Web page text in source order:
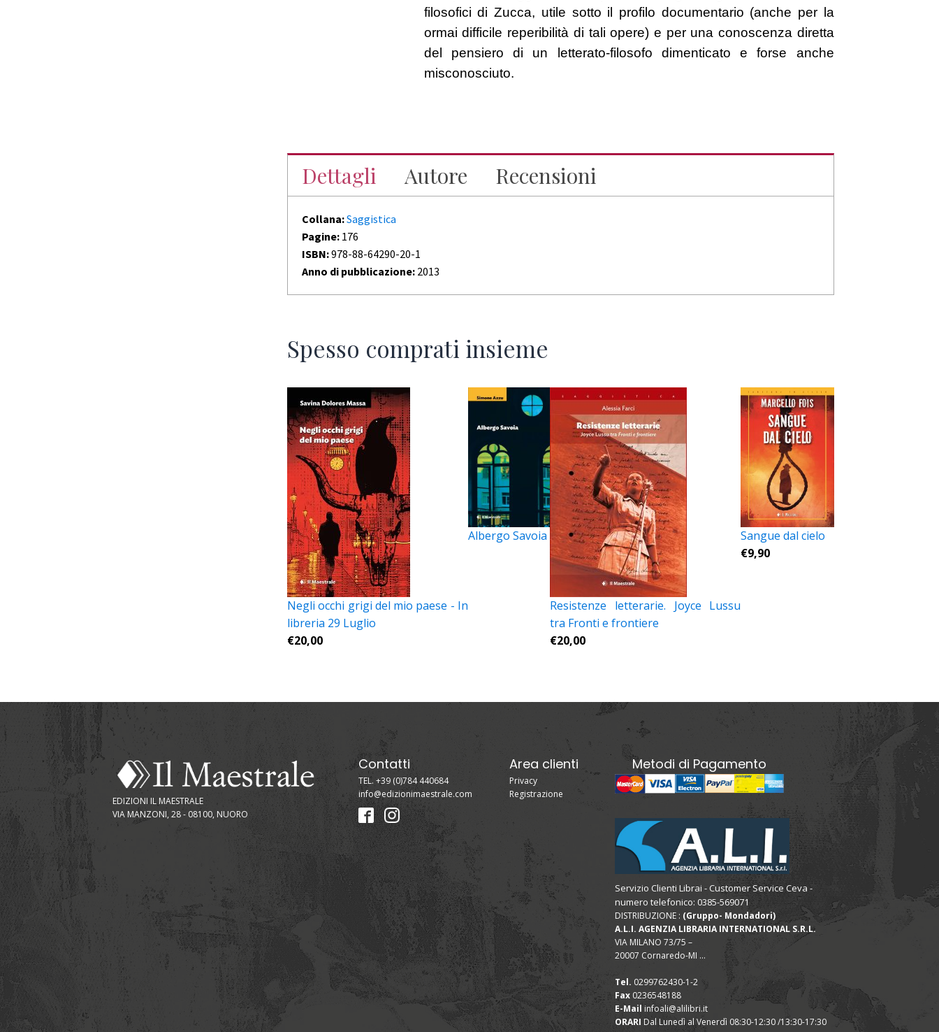
filosofici di Zucca, utile sotto il profilo documentario (anche per la
ormai difficile reperibilità di tali opere) e per una conoscenza diretta
del pensiero di un letterato-filosofo dimenticato e forse anche
misconosciuto.
Dettagli Autore Recensioni
Collana:Saggistica
Pagine: 176
ISBN:978-88-64290-20-1
Anno di pubblicazione: 2013
Spesso comprati insieme
Negli occhi grigi del mio paese - In
libreria 29 Luglio
€20,00
Albergo Savoia
Resistenze letterarie. Joyce Lussu
tra Fronti e frontiere
€20,00
Sangue dal cielo
€9,90
EDIZIONI IL MAESTRALE
VIA MANZONI, 28 - 08100, NUORO
Contatti
TEL. +39 (0)784 440684
info@edizionimaestrale.com
Area clienti
Privacy
Registrazione
Metodi di Pagamento
Servizio Clienti Librai - Customer Service Ceva -
numero telefonico: 0385-569071
DISTRIBUZIONE : (Gruppo- Mondadori)
A.L.I. AGENZIA LIBRARIA INTERNATIONAL S.R.L.
VIA MILANO 73/75 –
20007 Cornaredo-MI ...
Tel. 0299762430-1-2
Fax 0236548188
E-Mail infoali@alilibri.it
ORARI Dal Lunedì al Venerdì 08:30-12:30 /13:30-17:30